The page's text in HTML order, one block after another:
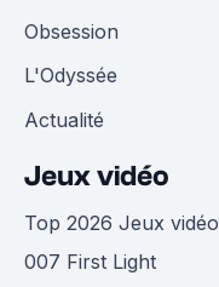
Obsession
L'Odyssée
Actualité
Jeux vidéo
Top 2026 Jeux vidéo
007 First Light